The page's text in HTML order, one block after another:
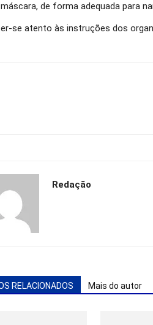
de forma adequada para
se atento às instruções dos
Redação
RELACIONADOS Mais do autor